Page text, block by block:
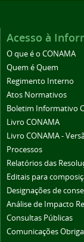
Acesso à
O que é o CONAMA
Quem é Quem
Regimento Interno
Atos Normativos
Boletim Informativo
Livro CONAMA
Livro CONAMA -
Processos
Relatórios das
Editais para
Designações de
Análise de Impacto
Consultas Públicas
Comunicações